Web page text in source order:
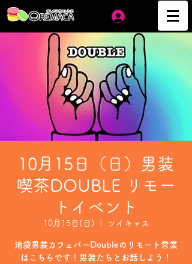
10月15日（日）男装
喫茶DOUBLE リモー
トイベント
10月15日(日) ツイキャス
池袋男装カフェバーDoubleのリモート営業
はこちらです！男装たちとお話しよう！